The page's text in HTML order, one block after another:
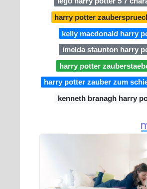
harry potter
kelly macdonald harry
imelda staunton harry
harry potter
harry potter zauber zum
kenneth branagh harry